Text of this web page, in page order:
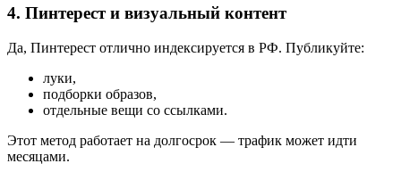
4. Пинтерест и визуальный контент
Да, Пинтерест отлично индексируется в РФ. Публикуйте:
луки,
подборки образов,
отдельные вещи со ссылками.
Этот метод работает на долгосрок — трафик может идти
месяцами.